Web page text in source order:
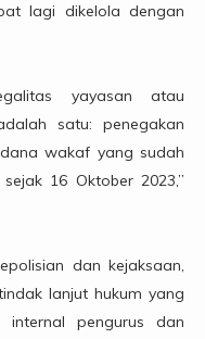
lagi dikelola dengan
yayasan atau
satu: penegakan
wakaf yang sudah
16 Oktober 2023,”
dan kejaksaan,
lanjut hukum yang
internal pengurus dan